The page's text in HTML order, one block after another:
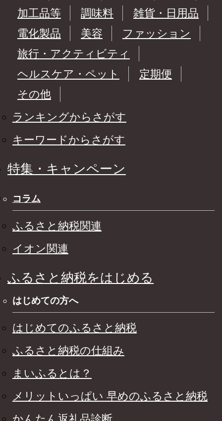
加工品等
調味料
雑貨・日用品
電化製品
美容
ファッション
旅行・アクティビティ
ヘルスケア・ペット
定期便
その他
ランキングからさがす
キーワードからさがす
特集・キャンペーン
コラム
ふるさと納税関連
イオン関連
ふるさと納税をはじめる
はじめての方へ
はじめてのふるさと納税
ふるさと納税の仕組み
まいふるとは？
メリットいっぱい 早めのふるさと納税